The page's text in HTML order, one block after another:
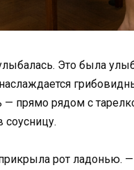
Это была
— прямо рядом с
рот ладонью.